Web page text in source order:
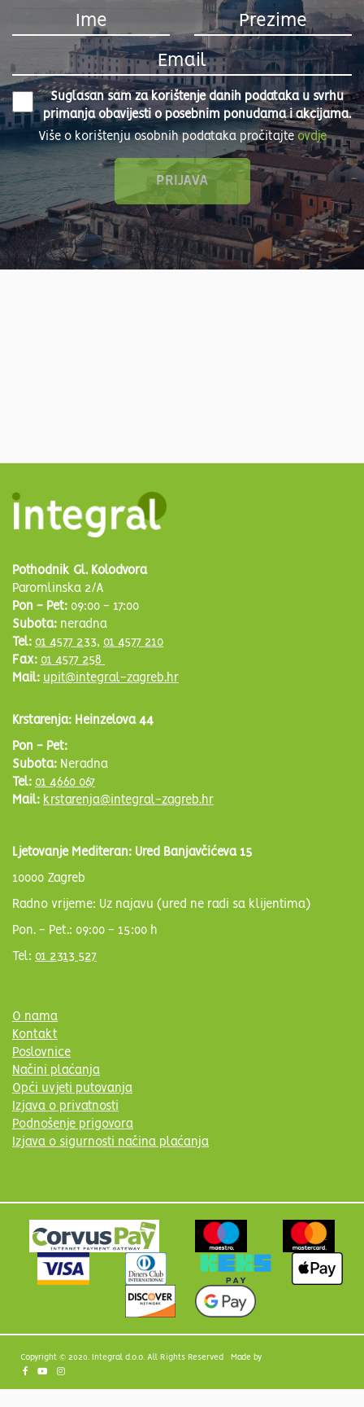
Suglasan sam za korištenje danih podataka u svrhu
primanja obavijesti o posebnim ponudama i akcijama.
Više o korištenju osobnih podataka pročitajteovdje
Pothodnik Gl. Kolodvora
Paromlinska 2/A
Pon - Pet: 09:00 - 17:00
Subota: neradna
Tel: 01 4577 233, 01 4577 210
Fax: 01 4577 258
Mail: upit@integral-zagreb.hr
Krstarenja: Heinzelova 44
Pon - Pet:
Subota: Neradna
Tel: 01 4660 067
Mail: krstarenja@integral-zagreb.hr
Ljetovanje Mediteran: Ured Banjavčićeva 15
10000 Zagreb
Radno vrijeme: Uz najavu (ured ne radi sa klijentima)
Pon. - Pet.: 09:00 - 15:00 h
Tel: 01 2313 527
O nama
Kontakt
Poslovnice
Načini plaćanja
Opći uvjeti putovanja
Izjava o privatnosti
Podnošenje prigovora
Izjava o sigurnosti načina plaćanja
Copyright © 2020. Integral d.o.o. All Rights Reserved Made by